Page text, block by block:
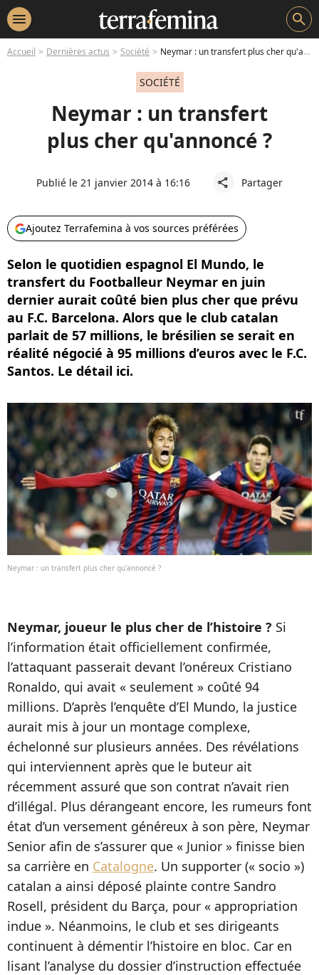
menu search
Accueil Dernières actus Société Neymar : un transfert plus cher qu'annoncé ?
SOCIÉTÉ
Neymar : un transfert
plus cher qu'annoncé ?
Publié le 21 janvier 2014 à 16:16 share Partager
Ajoutez Terrafemina à vos sources préférées
Selon le quotidien espagnol El Mundo, le
transfert du Footballeur Neymar en juin
dernier aurait coûté bien plus cher que prévu
au F.C. Barcelona. Alors que le club catalan
parlait de 57 millions, le brésilien se serait en
réalité négocié à 95 millions d’euros avec le F.C.
Santos. Le détail ici.
Neymar : un transfert plus cher qu'annoncé ?
Neymar, joueur le plus cher de l’histoire ? Si
l’information était officiellement confirmée,
l’attaquant passerait devant l’onéreux Cristiano
Ronaldo, qui avait « seulement » coûté 94
millions. D’après l’enquête d’El Mundo, la justice
aurait mis à jour un montage complexe,
échelonné sur plusieurs années. Des révélations
qui interviennent après que le buteur ait
récemment assuré que son contrat n’avait rien
d’illégal. Plus dérangeant encore, les rumeurs font
état d’un versement généreux à son père, Neymar
Senior afin de s’assurer que « Junior » finisse bien
sa carrière en Catalogne. Un supporter (« socio »)
catalan a ainsi déposé plainte contre Sandro
Rosell, président du Barça, pour « appropriation
indue ». Néanmoins, le club et ses dirigeants
continuent à démentir l’histoire en bloc. Car en
lisant l’analyse du dossier d’instruction effectuée